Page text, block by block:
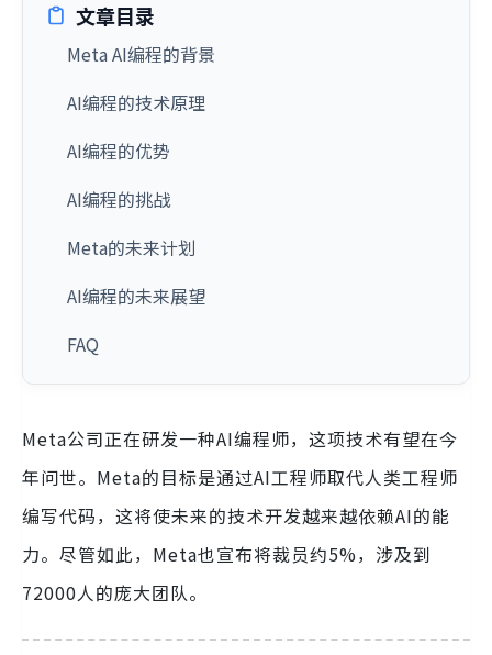
文章目录
Meta AI编程的背景
AI编程的技术原理
AI编程的优势
AI编程的挑战
Meta的未来计划
AI编程的未来展望
FAQ
Meta公司正在研发一种AI编程师，这项技术有望在今
年问世。Meta的目标是通过AI工程师取代人类工程师
编写代码，这将使未来的技术开发越来越依赖AI的能
力。尽管如此，Meta也宣布将裁员约5%，涉及到
72000人的庞大团队。